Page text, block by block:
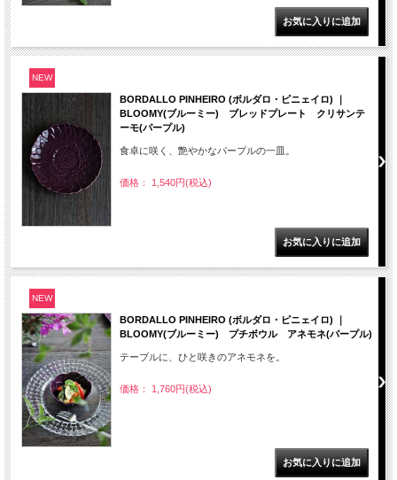
NEW
BORDALLO PINHEIRO (ボルダロ・ピニェイロ) ｜
BLOOMY(ブルーミー) ブレッドプレート クリサンテ
ーモ(パープル)
食卓に咲く、艶やかなパープルの一皿。
価格： 1,540円(税込)
NEW
BORDALLO PINHEIRO (ボルダロ・ピニェイロ) ｜
BLOOMY(ブルーミー) プチボウル アネモネ(パープル)
テーブルに、ひと咲きのアネモネを。
価格： 1,760円(税込)